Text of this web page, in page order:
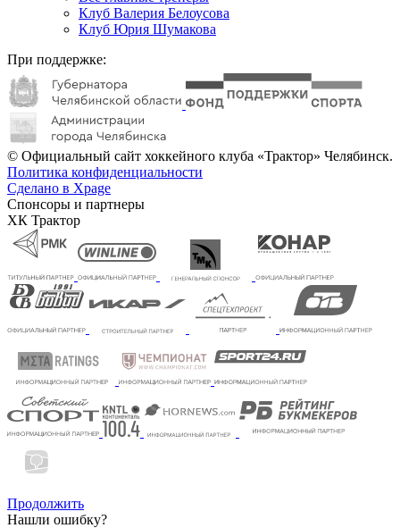
Клуб Валерия Белоусова
Клуб Юрия Шумакова
При поддержке:
© Официальный сайт хоккейного клуба «Трактор» Челябинск.
Политика конфиденциальности
Сделано в Xpage
Спонсоры и партнеры
ХК Трактор
Продолжить
Нашли ошибку?